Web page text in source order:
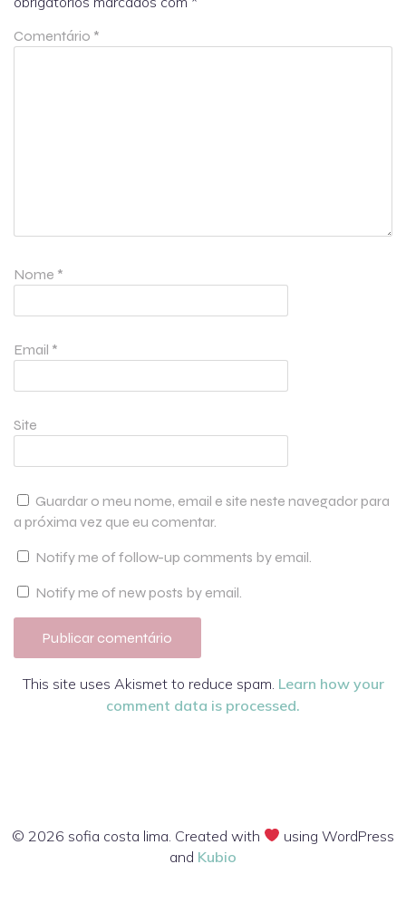
Comentário *
Nome *
Email *
Site
Guardar o meu nome, email e site neste navegador para
a próxima vez que eu comentar.
Notify me of follow-up comments by email.
Notify me of new posts by email.
This site uses Akismet to reduce spam. Learn how your
comment data is processed.
© 2026 sofia costa lima. Created with
using WordPress
and Kubio